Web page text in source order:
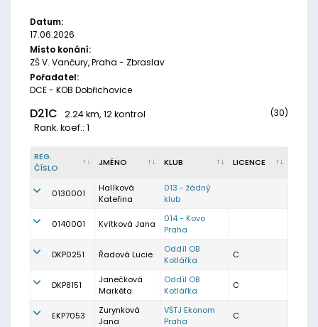
Datum:
17.06.2026
Místo konání:
ZŠ V. Vančury, Praha - Zbraslav
Pořadatel:
DCE - KOB Dobřichovice
D21C
2.24 km, 12 kontrol
Rank. koef.: 1
(30)
REG.
ČÍSLO
JMÉNO KLUB LICENCE
0130001
Halíková
Kateřina
013 - žádný
klub
0140001 Kvítková Jana
014 - Kovo
Praha
DKP0251 Řadová Lucie
Oddíl OB
Kotlářka
C
DKP8151
Janečková
Markéta
Oddíl OB
Kotlářka
C
EKP7053
Zurynková
Jana
VŠTJ Ekonom
Praha
C